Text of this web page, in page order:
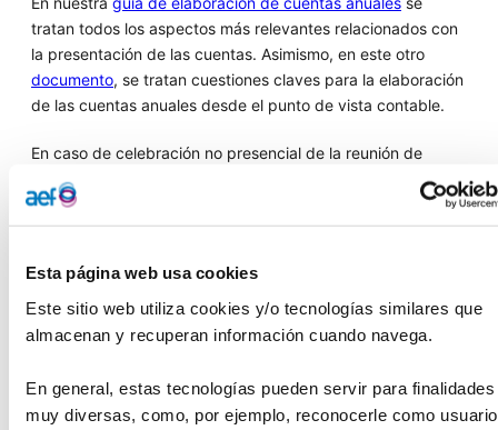
Esta página web usa cookies
Este sitio web utiliza cookies y/o tecnologías similares que
almacenan y recuperan información cuando navega.
En general, estas tecnologías pueden servir para finalidades
muy diversas, como, por ejemplo, reconocerle como
tratan todos los aspectos más relevantes relacionados con
la presentación de las cuentas. Asimismo, en este otro
documento, se tratan cuestiones claves para la elaboración
de las cuentas anuales desde el punto de vista contable.
En caso de celebración no presencial de la reunión de
patronato en la que se aprueben las cuentas anuales de la
fundación hay que tener en cuenta las peculiaridades
relacionadas con la relación de patronos asistentes a la
Fundaciones de competencia estatal, aprobado por
Decreto 1337/2005, de 11 de noviembre. Esta hoja de
firmas debe acompañar a las cuentas anuales en todo
cuentas anuales por acuerdo del patronato celebrado de
forma telemática o por escrito y sin sesión.